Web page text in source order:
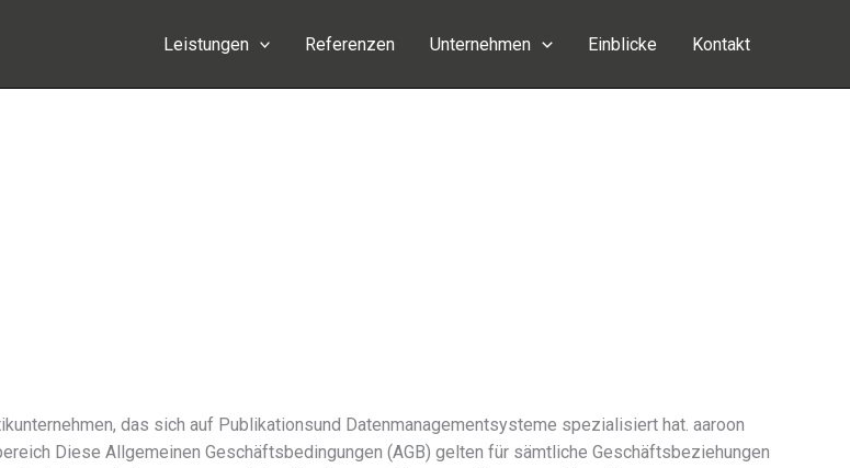
Leistungen Referenzen Unternehmen Einblicke Kontakt
das sich auf Publikationsund Datenmanagementsysteme spezia­li­siert hat. aaroon
Diese Allgemeinen Geschäftsbedingungen (AGB) gelten für sämt­li­che Geschäftsbeziehungen